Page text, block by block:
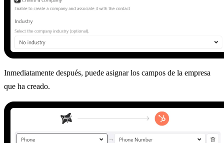
Inmediatamente después, puede asignar los campos de la empresa
que ha creado.